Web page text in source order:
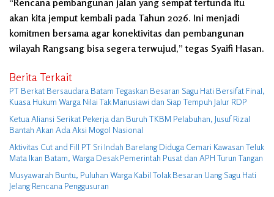
“Rencana pembangunan jalan yang sempat tertunda itu
akan kita jemput kembali pada Tahun 2026. Ini menjadi
komitmen bersama agar konektivitas dan pembangunan
wilayah Rangsang bisa segera terwujud,” tegas Syaifi Hasan.
Berita Terkait
PT Berkat Bersaudara Batam Tegaskan Besaran Sagu Hati Bersifat Final,
Kuasa Hukum Warga Nilai Tak Manusiawi dan Siap Tempuh Jalur RDP
Ketua Aliansi Serikat Pekerja dan Buruh TKBM Pelabuhan, Jusuf Rizal
Bantah Akan Ada Aksi Mogol Nasional
Aktivitas Cut and Fill PT Sri Indah Barelang Diduga Cemari Kawasan Teluk
Mata Ikan Batam, Warga Desak Pemerintah Pusat dan APH Turun Tangan
Musyawarah Buntu, Puluhan Warga Kabil Tolak Besaran Uang Sagu Hati
Jelang Rencana Penggusuran